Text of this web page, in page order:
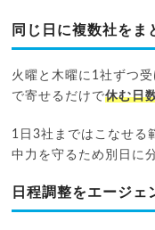
同じ日に複数社をま
火曜と木曜に1社ずつ
で寄せるだけで休む日
1日3社まではこなせる
中力を守るため別日に
日程調整をエージェ